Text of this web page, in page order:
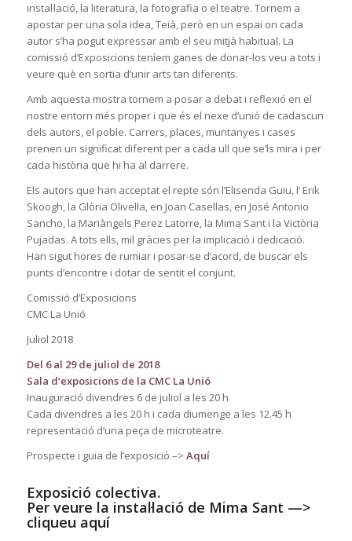
instal·lació, la literatura, la fotografia o el teatre. Tornem a
apostar per una sola idea, Teià, però en un espai on cada
autor s’ha pogut expressar amb el seu mitjà habitual. La
comissió d’Exposicions teníem ganes de donar-los veu a tots i
veure què en sortia d’unir arts tan diferents.
Amb aquesta mostra tornem a posar a debat i reflexió en el
nostre entorn més proper i que és el nexe d’unió de cadascun
dels autors, el poble. Carrers, places, muntanyes i cases
prenen un significat diferent per a cada ull que se’ls mira i per
cada història que hi ha al darrere.
Els autors que han acceptat el repte són l’Elisenda Guiu, l’ Erik
Skoogh, la Glòria Olivella, en Joan Casellas, en José Antonio
Sancho, la Mariàngels Perez Latorre, la Mima Sant i la Victòria
Pujadas. A tots ells, mil gràcies per la implicació i dedicació.
Han sigut hores de rumiar i posar-se d’acord, de buscar els
punts d’encontre i dotar de sentit el conjunt.
Comissió d’Exposicions
CMC La Unió
Juliol 2018
Del 6 al 29 de juliol de 2018
Sala d’exposicions de la CMC La Unió
Inauguració divendres 6 de juliol a les 20 h
Cada divendres a les 20 h i cada diumenge a les 12.45 h
representació d’una peça de microteatre.
Prospecte i guia de l’exposició –> Aquí
Exposició colectiva.
Per veure la instal·lació de Mima Sant —>
cliqueu aquí